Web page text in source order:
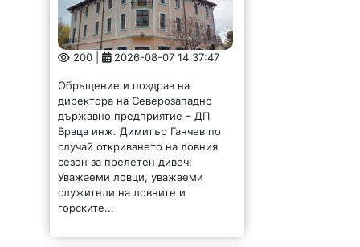
200 | 2026-08-07 14:37:47
Обръщение и поздрав на
директора на Северозападно
държавно предприятие – ДП
Враца инж. Димитър Ганчев по
случай откриването на ловния
сезон за прелетен дивеч:
Уважаеми ловци, уважаеми
служители на ловните и
горските...